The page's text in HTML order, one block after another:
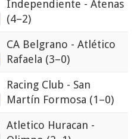
Independiente - Atenas
(4–2)
CA Belgrano - Atlético
Rafaela (3–0)
Racing Club - San
Martín Formosa (1–0)
Atletico Huracan -